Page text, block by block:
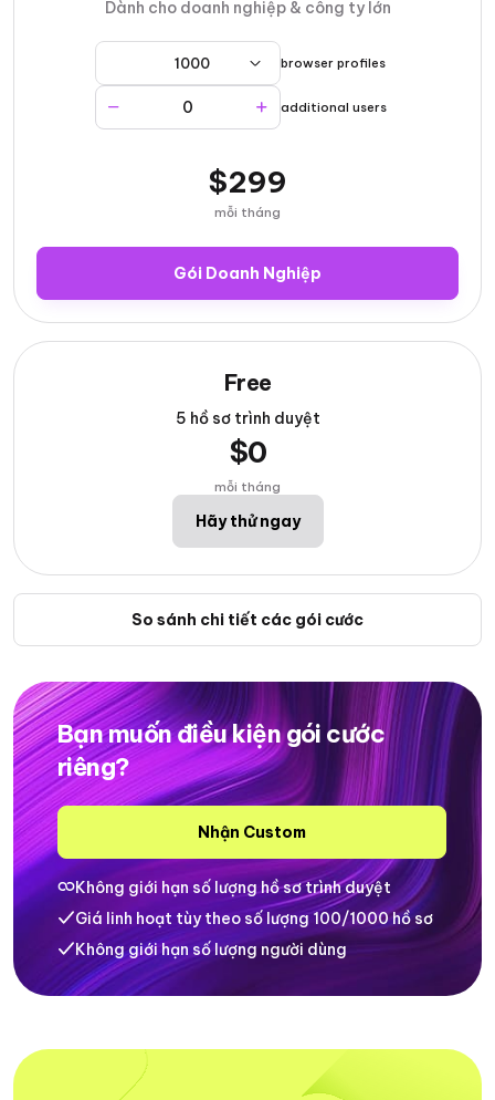
Dành cho doanh nghiệp & công ty lớn
1000 browser profiles
additional users
$299
mỗi tháng
Gói Doanh Nghiệp
$0
mỗi tháng
Free
5 hồ sơ trình duyệt
Hãy thử ngay
So sánh chi tiết các gói cước
Bạn muốn điều kiện gói cước
riêng?
Nhận Custom
Không giới hạn số lượng hồ sơ trình duyệt
Giá linh hoạt tùy theo số lượng 100/1000 hồ sơ
Không giới hạn số lượng người dùng